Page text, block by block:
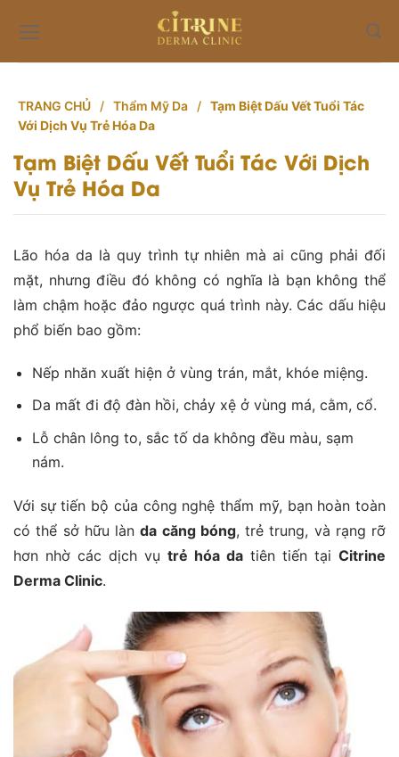
content
TRANG CHỦ / Thẩm Mỹ Da / Tạm Biệt Dấu Vết Tuổi Tác
Với Dịch Vụ Trẻ Hóa Da
Tạm Biệt Dấu Vết Tuổi Tác Với Dịch
Vụ Trẻ Hóa Da
Lão hóa da là quy trình tự nhiên mà ai cũng phải đối
mặt, nhưng điều đó không có nghĩa là bạn không thể
làm chậm hoặc đảo ngược quá trình này. Các dấu hiệu
phổ biến bao gồm:
Nếp nhăn xuất hiện ở vùng trán, mắt, khóe miệng.
Da mất đi độ đàn hồi, chảy xệ ở vùng má, cằm, cổ.
Lỗ chân lông to, sắc tố da không đều màu, sạm
nám.
Với sự tiến bộ của công nghệ thẩm mỹ, bạn hoàn toàn
có thể sở hữu lànda căng bóng, trẻ trung, và rạng rỡ
hơn nhờ các dịch vụ trẻ hóa da tiên tiến tại Citrine
Derma Clinic.